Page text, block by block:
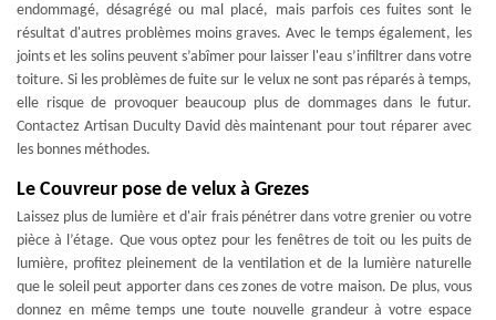
endommagé, désagrégé ou mal placé, mais parfois ces fuites sont le
résultat d'autres problèmes moins graves. Avec le temps également, les
joints et les solins peuvent s’abîmer pour laisser l'eau s’infiltrer dans votre
toiture. Si les problèmes de fuite sur le velux ne sont pas réparés à temps,
elle risque de provoquer beaucoup plus de dommages dans le futur.
Contactez Artisan Duculty David dès maintenant pour tout réparer avec
les bonnes méthodes.
Le Couvreur pose de velux à Grezes
Laissez plus de lumière et d'air frais pénétrer dans votre grenier ou votre
pièce à l’étage. Que vous optez pour les fenêtres de toit ou les puits de
lumière, profitez pleinement de la ventilation et de la lumière naturelle
que le soleil peut apporter dans ces zones de votre maison. De plus, vous
donnez en même temps une toute nouvelle grandeur à votre espace